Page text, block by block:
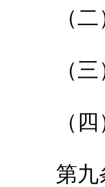
（二）
（三）
（四）
第九条